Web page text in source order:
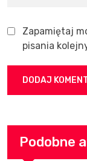
Zapamiętaj
pisania
Podobne